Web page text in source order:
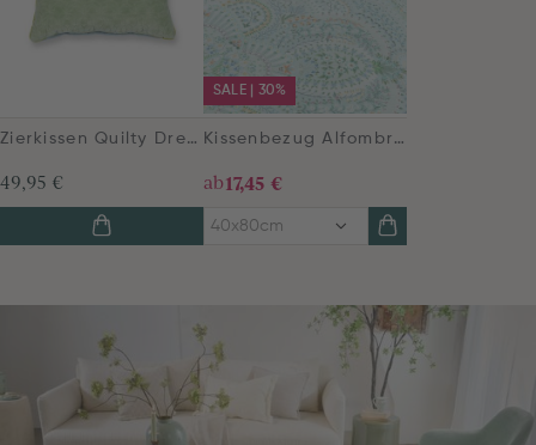
Zierkissen Quilty Dreams Blau Grün
49,95 €
SALE | 30%
Kissenbezug Alfombra Hellblau
ab17,45 €
40x80cm